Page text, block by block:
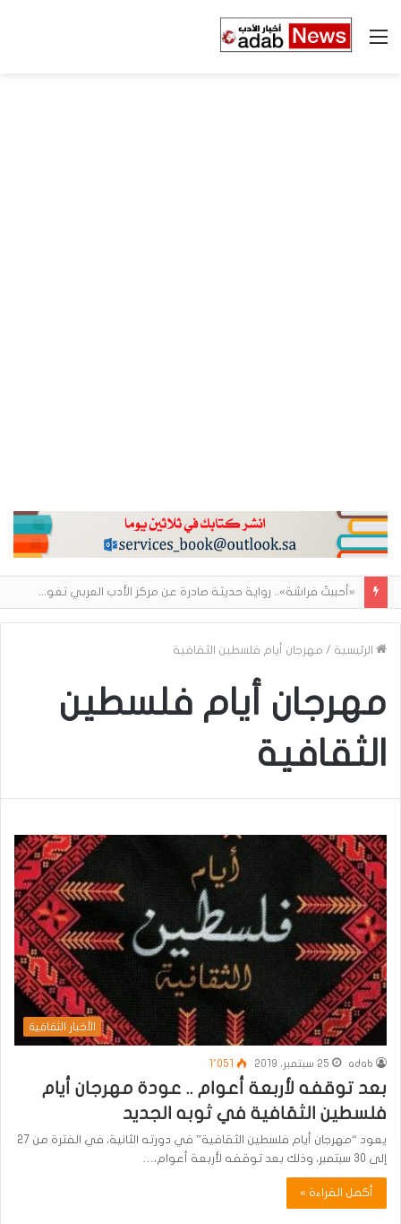
القائمة
«أحببتُ فراشة».. رواية حديثة صادرة عن مركز الأدب العربي تغوص في هشاشة الحب وصراعات الذات
الرئيسية / مهرجان أيام فلسطين الثقافية
مهرجان أيام فلسطين
الثقافية
الأخبار الثقافية
adab 25 سبتمبر، 2019 1٬051
بعد توقفه لأربعة أعوام .. عودة مهرجان أيام
فلسطين الثقافية في ثوبه الجديد
يعود “مهرجان أيام فلسطين الثقافية” في دورته الثانية، في الفترة من 27
إلى 30 سبتمبر، وذلك بعد توقفه لأربعة أعوام،…
أكمل القراءة »